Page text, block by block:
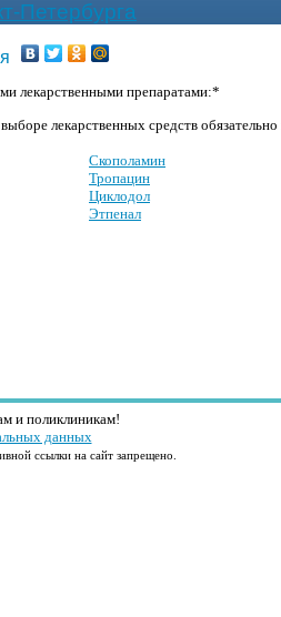
Петербурга
лекарственными препаратами:*
лекарственных средств обязательно
Скополамин
Тропацин
Циклодол
Этпенал
и поликлиникам!
данных
ссылки на сайт запрещено.